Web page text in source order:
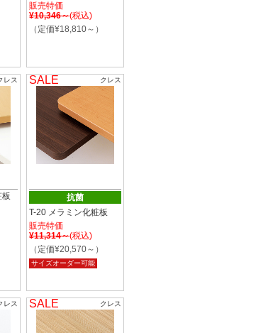
販売特価
¥10,346～(税込)
（定価¥18,810～）
レス SALE クレス
抗菌
T-20 メラミン化粧板
販売特価
¥11,314～(税込)
（定価¥20,570～）
サイズオーダー可能
レス SALE クレス